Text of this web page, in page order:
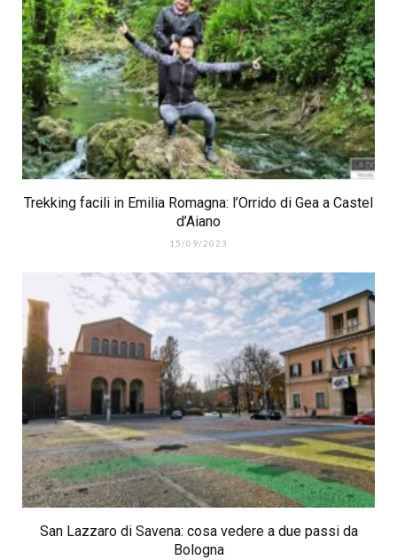
Trekking facili in Emilia Romagna: l’Orrido di Gea a Castel
d’Aiano
15/09/2023
San Lazzaro di Savena: cosa vedere a due passi da
Bologna